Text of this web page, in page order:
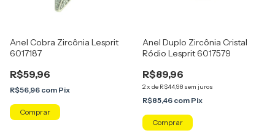
Anel Cobra Zircônia Lesprit
6017187
R$59,96
R$56,96 com Pix
Comprar
Anel Duplo Zircônia Cristal
Ródio Lesprit 6017579
R$89,96
2x de R$44,98 sem juros
R$85,46 com Pix
Comprar